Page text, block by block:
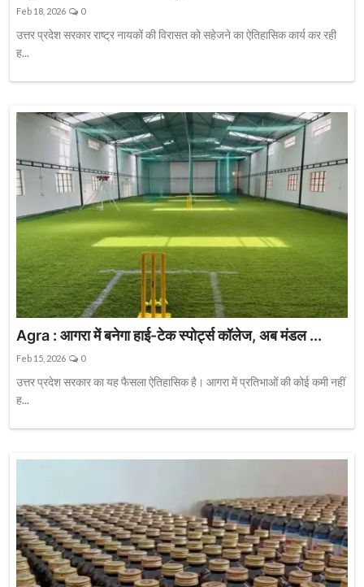
Feb 18, 2026 0
उत्तर प्रदेश सरकार राष्ट्र नायकों की विरासत को सहेजने का ऐतिहासिक कार्य कर रही
ह...
Agra : आगरा में बनेगा हाई-टेक स्पोर्ट्स कॉलेज, अब मंडल ...
Feb 15, 2026 0
उत्तर प्रदेश सरकार का यह फैसला ऐतिहासिक है। आगरा में प्रतिभाओं की कोई कमी नहीं
ह...